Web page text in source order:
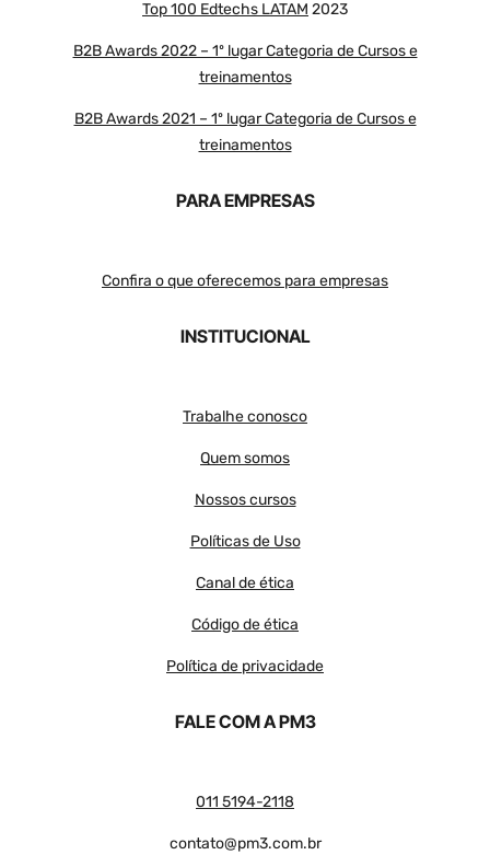
Top 100 Edtechs LATAM 2023
B2B Awards 2022 – 1º lugar Categoria de Cursos e
treinamentos
B2B Awards 2021 – 1º lugar Categoria de Cursos e
treinamentos
PARA EMPRESAS
Confira o que oferecemos para empresas
INSTITUCIONAL
Trabalhe conosco
Quem somos
Nossos cursos
Políticas de Uso
Canal de ética
Código de ética
Política de privacidade
FALE COM A PM3
011 5194-2118
contato@pm3.com.br